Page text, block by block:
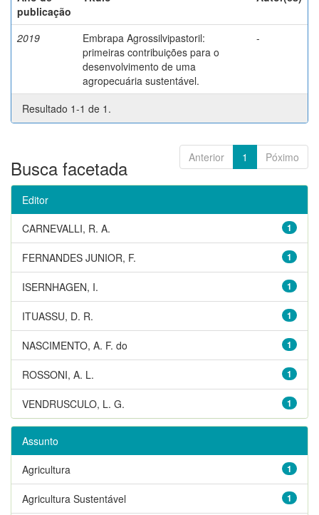
publicação
2019
Embrapa Agrossilvipastoril:
primeiras contribuições para o
desenvolvimento de uma
agropecuária sustentável.
-
Resultado 1-1 de 1.
Anterior 1 Póximo
Busca facetada
Editor
1
CARNEVALLI, R. A.
1
FERNANDES JUNIOR, F.
1
ISERNHAGEN, I.
1
ITUASSU, D. R.
1
NASCIMENTO, A. F. do
1
ROSSONI, A. L.
1
VENDRUSCULO, L. G.
Assunto
1
Agricultura
1
Agricultura Sustentável